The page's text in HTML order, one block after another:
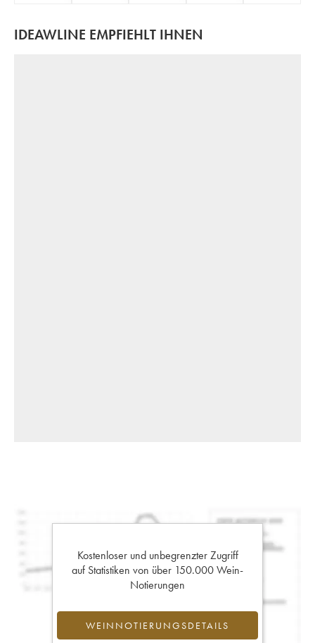
IDEAWLINE EMPFIEHLT IHNEN
Kostenloser und unbegrenzter Zugriff
auf Statistiken von über 150.000 Wein-
Notierungen
WEINNOTIERUNGSDETAILS